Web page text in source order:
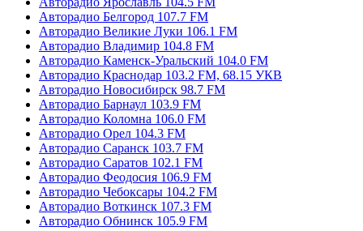
Авторадио Белгород 107.7 FM
Авторадио Великие Луки 106.1 FM
Авторадио Владимир 104.8 FM
Авторадио Каменск-Уральский 104.0 FM
Авторадио Краснодар 103.2 FM, 68.15 УКВ
Авторадио Новосибирск 98.7 FM
Авторадио Барнаул 103.9 FM
Авторадио Коломна 106.0 FM
Авторадио Орел 104.3 FM
Авторадио Саранск 103.7 FM
Авторадио Саратов 102.1 FM
Авторадио Феодосия 106.9 FM
Авторадио Чебоксары 104.2 FM
Авторадио Воткинск 107.3 FM
Авторадио Обнинск 105.9 FM